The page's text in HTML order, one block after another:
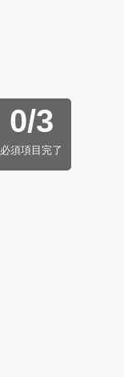
0/3
必須項目完了